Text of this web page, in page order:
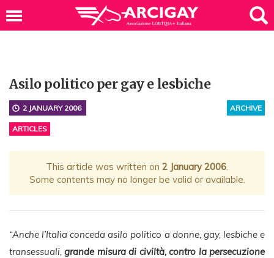
Asilo politico per gay e lesbiche
ARCHIVE
2 JANUARY 2006
ARTICLES
This article was written on 2 January 2006.
Some contents may no longer be valid or available.
“Anche l’Italia conceda asilo politico a donne, gay, lesbiche e
transessuali,grande misura di civiltà, contro la persecuzione